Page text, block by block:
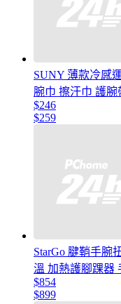
SUNY 薄款冷感
腕巾 擦汗巾 護
$246
$259
StarGo 腱鞘手腕
溫 加熱護腳踝器
$854
$899